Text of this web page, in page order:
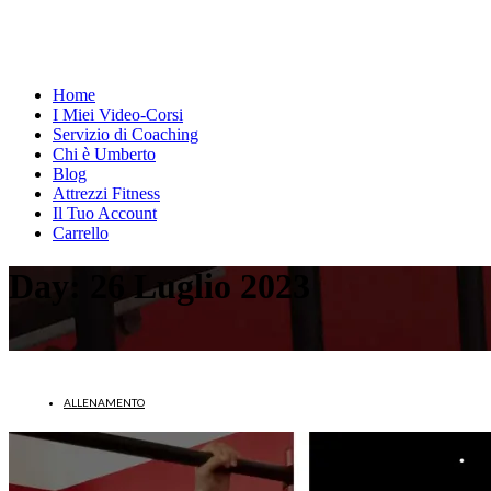
Home
I Miei Video-Corsi
Servizio di Coaching
Chi è Umberto
Blog
Attrezzi Fitness
Il Tuo Account
Carrello
Day: 26 Luglio 2023
ALLENAMENTO